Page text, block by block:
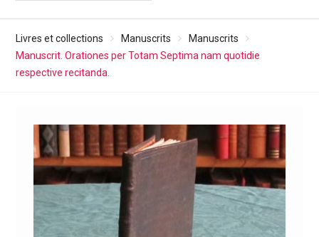
Livres et collections Manuscrits
Manuscrits
Manuscrit. Orationes per Totam Septima nam quotidie
respective recitanda.